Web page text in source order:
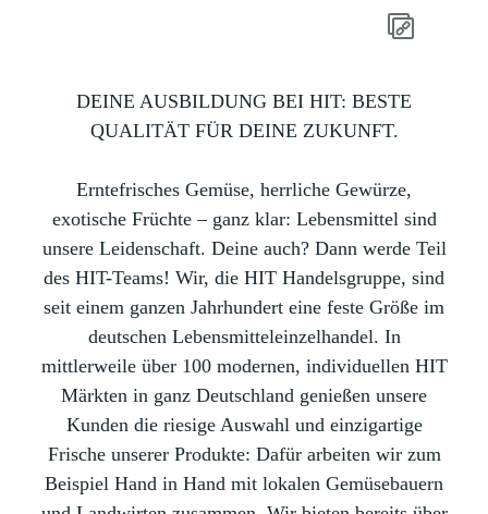
DEINE AUSBILDUNG BEI HIT: BESTE
QUALITÄT FÜR DEINE ZUKUNFT.
Erntefrisches Gemüse, herrliche Gewürze,
exotische Früchte – ganz klar: Lebensmittel sind
unsere Leidenschaft. Deine auch? Dann werde Teil
des HIT-Teams! Wir, die HIT Handelsgruppe, sind
seit einem ganzen Jahrhundert eine feste Größe im
deutschen Lebensmitteleinzelhandel. In
mittlerweile über 100 modernen, individuellen HIT
Märkten in ganz Deutschland genießen unsere
Kunden die riesige Auswahl und einzigartige
Frische unserer Produkte: Dafür arbeiten wir zum
Beispiel Hand in Hand mit lokalen Gemüsebauern